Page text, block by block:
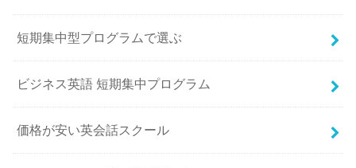
短期集中型プログラムで選ぶ
ビジネス英語 短期集中プログラム
価格が安い英会話スクール